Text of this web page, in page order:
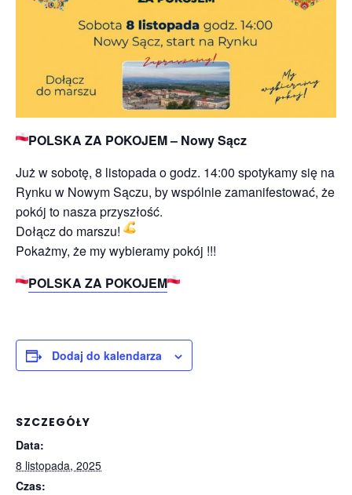
POLSKA ZA POKOJEM – Nowy Sącz
Już w sobotę, 8 listopada o godz. 14:00 spotykamy się na
Rynku w Nowym Sączu, by wspólnie zamanifestować, że
pokój to nasza przyszłość.
Dołącz do marszu!
Pokażmy, że my wybieramy pokój !!!
POLSKA ZA POKOJEM
Dodaj do kalendarza
SZCZEGÓŁY
Data:
8 listopada, 2025
Czas: